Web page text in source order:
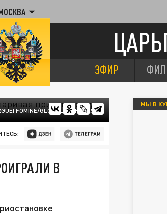
ЭФИР
FOMINE/GLOBALLOOKPRESS
В
МЫ В